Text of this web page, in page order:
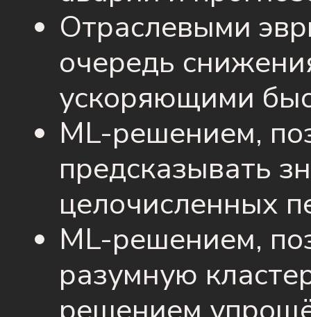
Отраслевыми
очередь
ускоряющими
ML-решением,
предсказывать
целочисленных
ML-решением,
разумную